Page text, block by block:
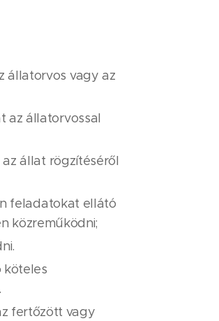
állatorvos vagy az
az állatorvossal
állat rögzítéséről
feladatokat ellátó
közreműködni;
köteles
fertőzött vagy